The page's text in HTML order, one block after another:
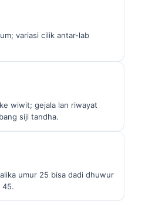
variasi cilik antar-lab
wiwit; gejala lan riwayat
siji tandha.
umur 25 bisa dadi dhuwur
45.